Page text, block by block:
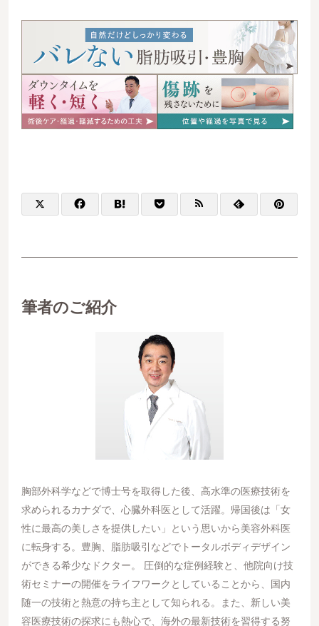
筆者のご紹介
胸部外科学などで博士号を取得した後、高水準の医療技術を
求められるカナダで、心臓外科医として活躍。帰国後は「女
性に最高の美しさを提供したい」という思いから美容外科医
に転身する。豊胸、脂肪吸引などでトータルボディデザイン
ができる希少なドクター。 圧倒的な症例経験と、他院向け技
術セミナーの開催をライフワークとしていることから、国内
随一の技術と熱意の持ち主として知られる。また、新しい美
容医療技術の探求にも熱心で、海外の最新技術を習得する努